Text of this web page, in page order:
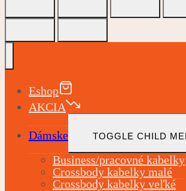
Eshop
AKCIA
Dámske TOGGLE CHILD
Business/pracovné kabelky
Crossbody kabelky malé
Crossbody kabelky veľké